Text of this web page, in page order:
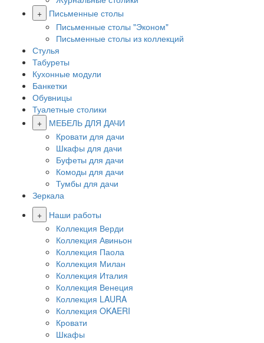
+
Письменные столы
Письменные столы "Эконом"
Письменные столы из коллекций
Стулья
Табуреты
Кухонные модули
Банкетки
Обувницы
Туалетные столики
+
МЕБЕЛЬ ДЛЯ ДАЧИ
Кровати для дачи
Шкафы для дачи
Буфеты для дачи
Комоды для дачи
Тумбы для дачи
Зеркала
+
Наши работы
Коллекция Верди
Коллекция Авиньон
Коллекция Паола
Коллекция Милан
Коллекция Италия
Коллекция Венеция
Коллекция LAURA
Коллекция OKAERI
Кровати
Шкафы